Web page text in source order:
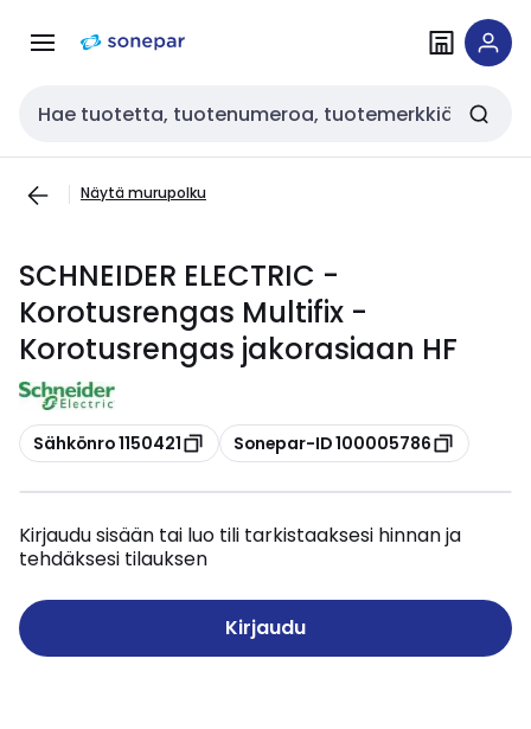
navigointiinsisältöön
Haku
Näytä murupolku
SCHNEIDER ELECTRIC -
Korotusrengas Multifix -
Korotusrengas jakorasiaan HF
Kopioi
Sähkönro 1150421 Kopioi
Sonepar-ID 100005786
Kirjaudu sisään tai luo tili tarkistaaksesi hinnan ja
tehdäksesi tilauksen
Kirjaudu